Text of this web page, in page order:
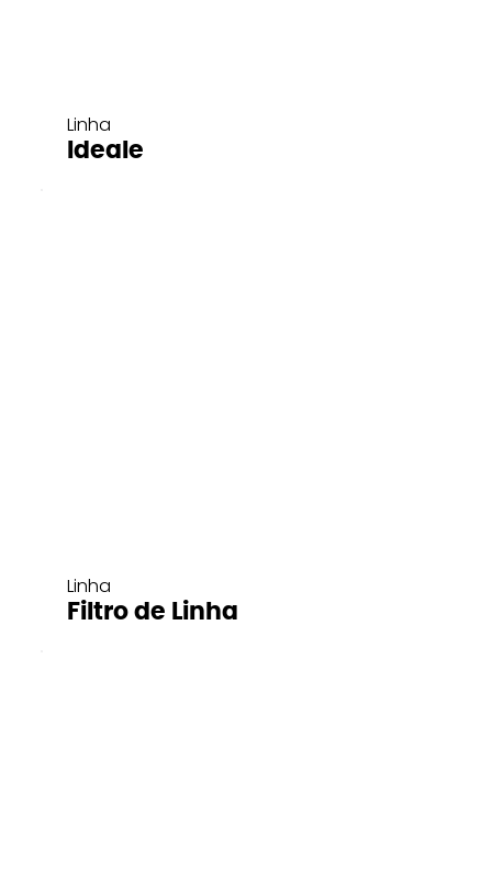
Linha
Ideale
Linha
Filtro de Linha